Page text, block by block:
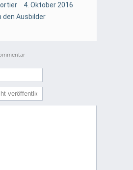
4. Oktober 2016
den Ausbilder